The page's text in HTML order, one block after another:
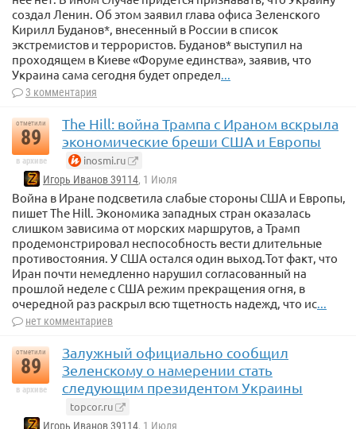
создал Ленин. Об этом заявил глава офиса Зеленского
Кирилл Буданов*, внесенный в России в список
экстремистов и террористов. Буданов* выступил на
проходящем в Киеве «Форуме единства», заявив, что
Украина сама сегодня будет определ
3 комментария
отметили
89
в архиве
The Hill: война Трампа с Ираном вскрыла
экономические бреши США и Европы
inosmi.ru
Игорь Иванов 39114, 1 Июля
Война в Иране подсветила слабые стороны США и Европы,
пишет The Hill. Экономика западных стран оказалась
слишком зависима от морских маршрутов, а Трамп
продемонстрировал неспособность вести длительные
противостояния. У США остался один выход.Тот факт, что
Иран почти немедленно нарушил согласованный на
прошлой неделе с США режим прекращения огня, в
очередной раз раскрыл всю тщетность надежд, что ис
нет комментариев
отметили
89
в архиве
Залужный официально сообщил
Зеленскому о намерении стать
следующим президентом Украины
topcor.ru
Игорь Иванов 39114, 1 Июля